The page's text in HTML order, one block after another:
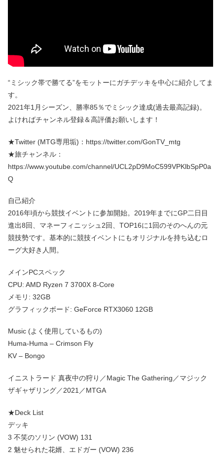
“ミシック帯で勝てる”をモットーにガチデッキを中心に紹介してま
す。
2021年1月シーズン、勝率85％でミシック達成(過去最高記録)。
よければチャンネル登録＆高評価お願いします！
★Twitter (MTG専用垢)：https://twitter.com/GonTV_mtg
★旅チャンネル：
https://www.youtube.com/channel/UCL2pD9MoC599VPKlbSpP0a
Q
自己紹介
2016年頃から競技イベントに参加開始。2019年までにGP二日目
進出8回、マネーフィニッシュ2回、TOP16に1回のそのへんの元
競技勢です。基本的に競技イベントにもオリジナルを持ち込むロ
ーグ大好き人間。
メインPCスペック
CPU: AMD Ryzen 7 3700X 8-Core
メモリ: 32GB
グラフィックボード: GeForce RTX3060 12GB
Music (よく使用しているもの)
Huma-Huma – Crimson Fly
KV – Bongo
イニストラード 真夜中の狩り／Magic The Gathering／マジック
ザギャザリング／2021／MTGA
★Deck List
デッキ
3 不笑のソリン (VOW) 131
2 魅せられた花婿、エドガー (VOW) 236